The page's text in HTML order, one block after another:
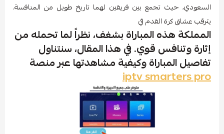
السعودي، حيث تجمع بين فريقين لهما تاريخ طويل من المنافسة.
يترقب عشاق كرة القدم في
المملكة هذه المباراة بشغف، نظراً لما تحمله من
إثارة وتنافس قوي. في هذا المقال، سنتناول
تفاصيل المباراة وكيفية مشاهدتها عبر منصة
iptv smarters pro